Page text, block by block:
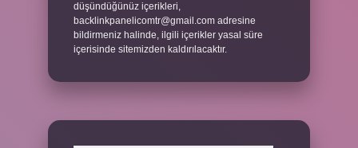
düşündüğünüz içerikleri,
backlinkpanelicomtr@gmail.com adresine
bildirmeniz halinde, ilgili içerikler yasal süre
içerisinde sitemizden kaldırılacaktır.